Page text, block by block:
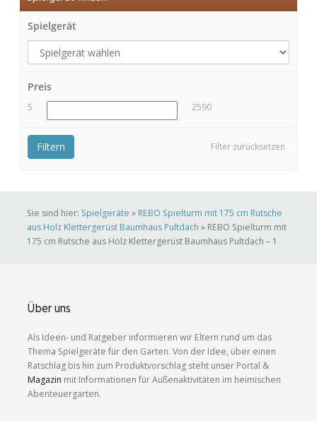
Spielgerät
Preis
5 2590
Filter zurücksetzen
Filtern
Sie sind hier: Spielgeräte » REBO Spielturm mit 175 cm Rutsche
aus Holz Klettergerüst Baumhaus Pultdach » REBO Spielturm mit
175 cm Rutsche aus Holz Klettergerüst Baumhaus Pultdach – 1
Über uns
Als Ideen- und Ratgeber informieren wir Eltern rund um das
Thema Spielgeräte für den Garten. Von der Idee, über einen
Ratschlag bis hin zum Produktvorschlag steht unser Portal &
Magazin mit Informationen für Außenaktivitäten im heimischen
Abenteuergarten.